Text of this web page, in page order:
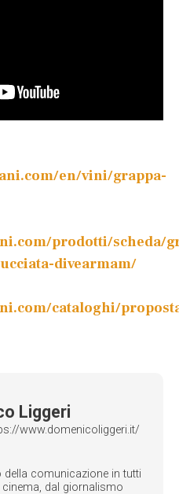
en/vini/grappa-
prodotti/scheda/
divearmam/
cataloghi/
Liggeri
www.domenicoliggeri.it/
della comunicazione in tutti
dal giornalismo